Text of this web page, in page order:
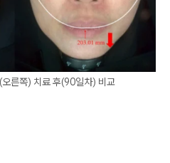
른쪽) 치료 후(90일차) 비교